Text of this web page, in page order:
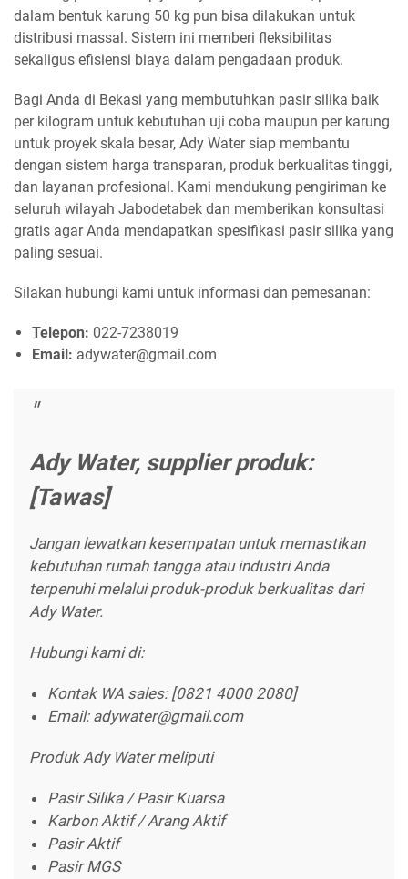
dalam bentuk karung 50 kg pun bisa dilakukan untuk
distribusi massal. Sistem ini memberi fleksibilitas
sekaligus efisiensi biaya dalam pengadaan produk.
Bagi Anda di Bekasi yang membutuhkan pasir silika baik
per kilogram untuk kebutuhan uji coba maupun per karung
untuk proyek skala besar, Ady Water siap membantu
dengan sistem harga transparan, produk berkualitas tinggi,
dan layanan profesional. Kami mendukung pengiriman ke
seluruh wilayah Jabodetabek dan memberikan konsultasi
gratis agar Anda mendapatkan spesifikasi pasir silika yang
paling sesuai.
Silakan hubungi kami untuk informasi dan pemesanan:
Telepon: 022-7238019
Email: adywater@gmail.com
Ady Water, supplier produk:
[Tawas]
Jangan lewatkan kesempatan untuk memastikan
kebutuhan rumah tangga atau industri Anda
terpenuhi melalui produk-produk berkualitas dari
Ady Water.
Hubungi kami di:
Kontak WA sales: [0821 4000 2080]
Email: adywater@gmail.com
Produk Ady Water meliputi
Pasir Silika / Pasir Kuarsa
Karbon Aktif / Arang Aktif
Pasir Aktif
Pasir MGS